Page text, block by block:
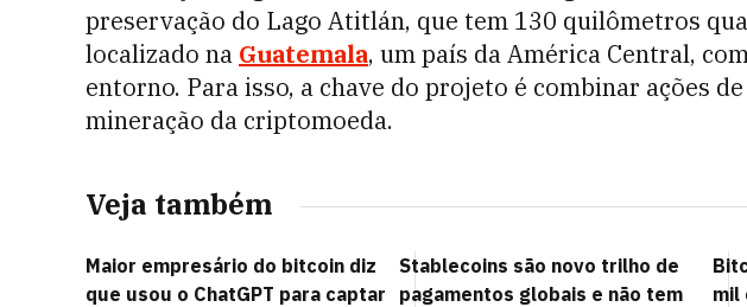
preservação do Lago Atitlán, que tem 130 quilômetros
localizado na Guatemala, um país da América Central,
entorno. Para isso, a chave do projeto é combinar ações
mineração da criptomoeda.
Veja também
Maior empresário do bitcoin diz
que usou o ChatGPT para captar
Stablecoins são novo trilho de
pagamentos globais e não tem
mil